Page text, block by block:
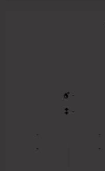
-
-
-
-
-
-